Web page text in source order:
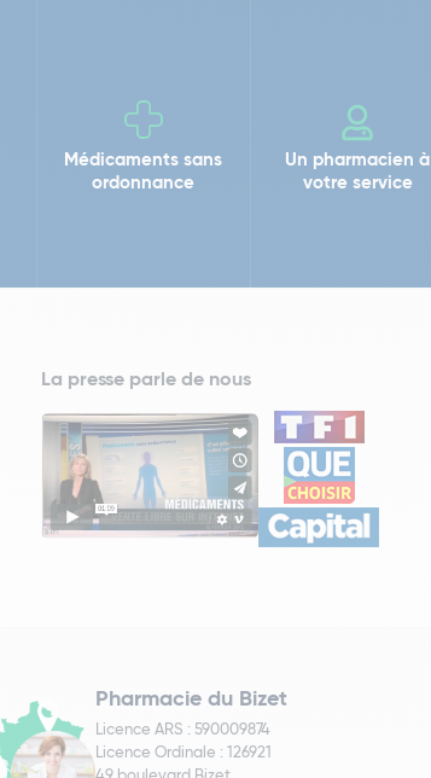
Médicaments sans
ordonnance
Un pharmacien à
votre service
La presse parle de nous
Pharmacie du Bizet
Licence ARS : 590009874
Licence Ordinale : 126921